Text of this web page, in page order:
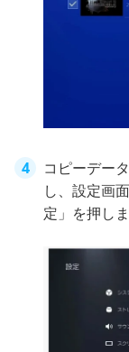
コピーデー
し、設定画
定」を押しま